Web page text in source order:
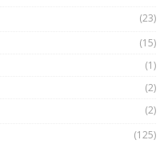
(23)
(15)
(1)
(2)
(2)
(125)